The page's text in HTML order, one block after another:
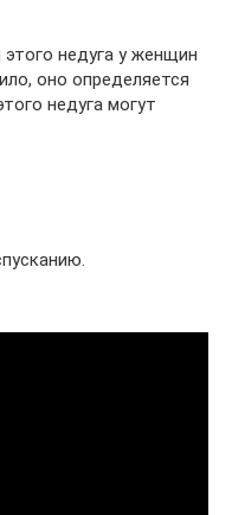
недуга у женщин
оно определяется
недуга могут